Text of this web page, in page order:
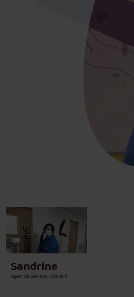
Sandrine
Agent de Services Hôteliers